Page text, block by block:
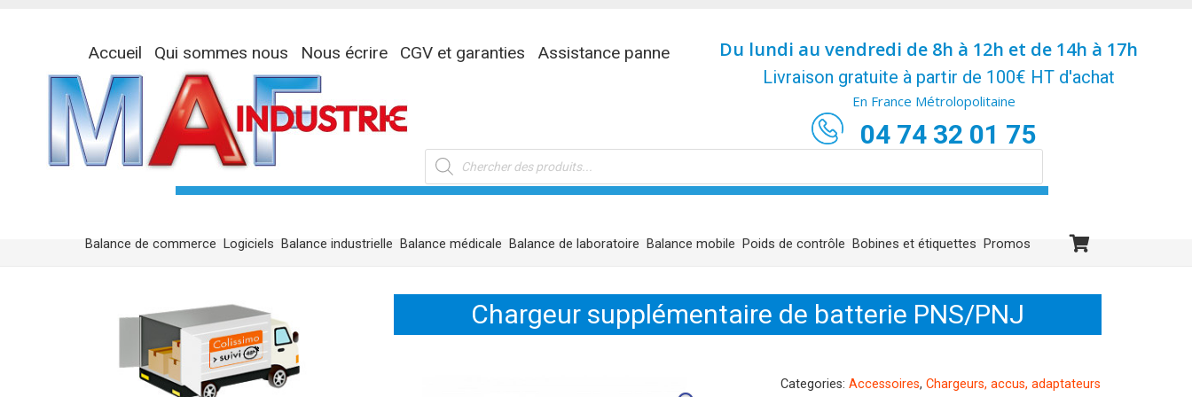
Accueil Qui sommes nous Nous écrire CGV et garanties Assistance panne
04 74 32 01 75
Du lundi au vendredi de 8h à 12h et de 14h à 17h
Recherche
de
En France Métrolopolitaine
Livraison gratuite à partir de 100€ HT d'achat
Balance de commerce Logiciels Balance industrielle Balance médicale Balance de laboratoire Balance mobile Poids de contrôle Bobines et étiquettes Promos
Chargeur supplémentaire de batterie PNS/PNJ
Categories: Accessoires, Chargeurs, accus, adaptateurs